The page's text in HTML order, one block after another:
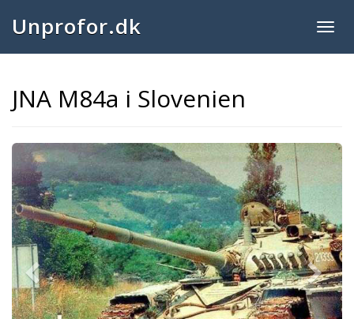
Unprofor.dk
JNA M84a i Slovenien
Previous Next